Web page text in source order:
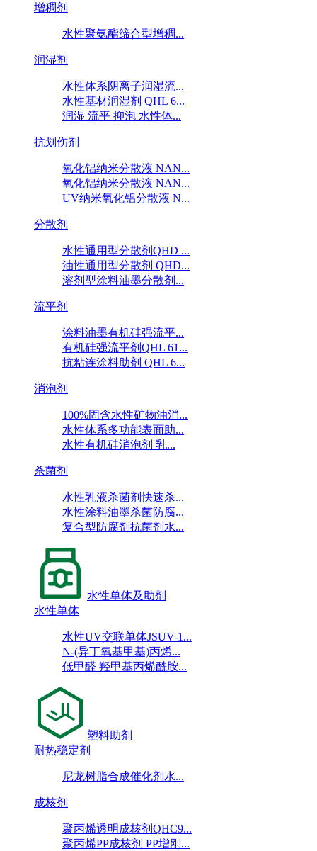
增稠剂
水性聚氨酯缔合型增稠...
润湿剂
水性体系阴离子润湿流...
水性基材润湿剂 QHL 6...
润湿 流平 抑泡 水性体...
抗划伤剂
氧化铝纳米分散液 NAN...
氧化铝纳米分散液 NAN...
UV纳米氧化铝分散液 N...
分散剂
水性通用型分散剂QHD ...
油性通用型分散剂 QHD...
溶剂型涂料油墨分散剂...
流平剂
涂料油墨有机硅强流平...
有机硅强流平剂QHL 61...
抗粘连涂料助剂 QHL 6...
消泡剂
100%固含水性矿物油消...
水性体系多功能表面助...
水性有机硅消泡剂 乳...
杀菌剂
水性乳液杀菌剂快速杀...
水性涂料油墨杀菌防腐...
复合型防腐剂抗菌剂水...
水性单体及助剂
水性单体
水性UV交联单体JSUV-1...
N-(异丁氧基甲基)丙烯...
低甲醛 羟甲基丙烯酰胺...
塑料助剂
耐热稳定剂
尼龙树脂合成催化剂水...
成核剂
聚丙烯透明成核剂QHC9...
聚丙烯PP成核剂 PP增刚...